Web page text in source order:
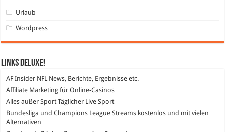
Urlaub
Wordpress
Links DeLuXe!
AF Insider NFL News, Berichte, Ergebnisse etc.
Affiliate Marketing für Online-Casinos
Alles außer Sport Täglicher Live Sport
Bundesliga und Champions League Streams kostenlos und mit vielen
Alternativen